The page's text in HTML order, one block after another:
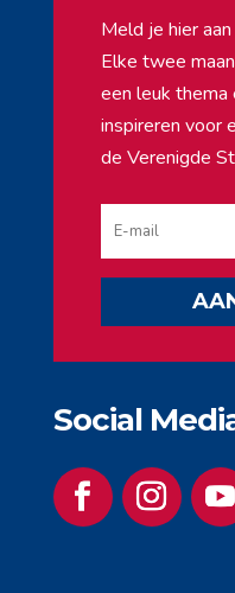
Meld je hier
Elke twee
een leuk thema
inspireren voor
de Verenigde
Social